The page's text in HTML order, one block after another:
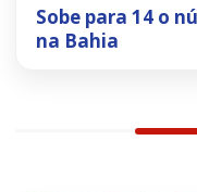
Sobe para 14 o
na Bahia